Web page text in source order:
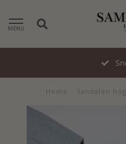
MENU
Home Sandalen